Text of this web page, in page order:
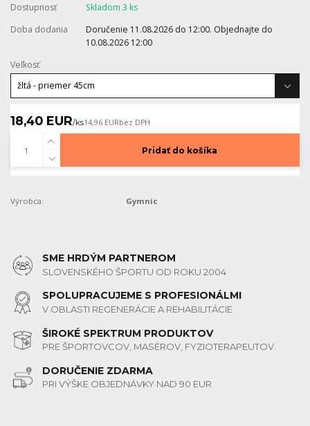
Dostupnosť
Skladom 3 ks
Doba dodania
Doručenie 11.08.2026 do 12:00. Objednajte do
10.08.2026 12:00
Veľkosť
18,40 EUR/ks14,96 EURbez DPH
Pridať do košíka
Výrobca: Gymnic
SME HRDÝM PARTNEROM
SLOVENSKÉHO ŠPORTU OD ROKU 2004
SPOLUPRACUJEME S PROFESIONÁLMI
V OBLASTI REGENERÁCIE A REHABILITÁCIE
ŠIROKÉ SPEKTRUM PRODUKTOV
PRE ŠPORTOVCOV, MASÉROV, FYZIOTERAPEUTOV.
DORUČENIE ZDARMA
PRI VÝŠKE OBJEDNÁVKY NAD 90 EUR